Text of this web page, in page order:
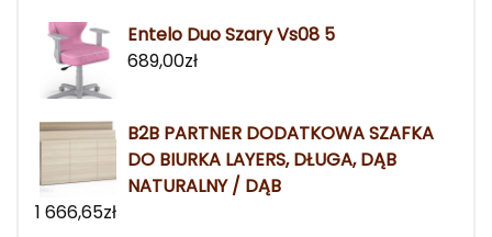
Entelo Duo Szary Vs08 5
689,00zł
B2B PARTNER DODATKOWA SZAFKA
DO BIURKA LAYERS, DŁUGA, DĄB
NATURALNY / DĄB
1 666,65zł